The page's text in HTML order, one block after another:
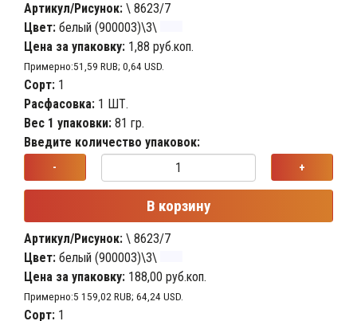
Артикул/Рисунок: \ 8623/7
Цвет: белый (900003)\3\
Цена за упаковку: 1,88 руб.коп.
Примерно:51,59 RUB; 0,64 USD.
Сорт: 1
Расфасовка: 1 ШТ.
Вес 1 упаковки: 81 гр.
Введите количество упаковок:
- +
В корзину
Артикул/Рисунок: \ 8623/7
Цвет: белый (900003)\3\
Цена за упаковку: 188,00 руб.коп.
Примерно:5 159,02 RUB; 64,24 USD.
Сорт: 1